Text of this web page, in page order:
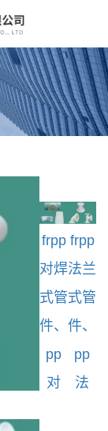
frpp
对焊
式管
件、
pp
对
frpp
法兰
式管
件、
pp
法